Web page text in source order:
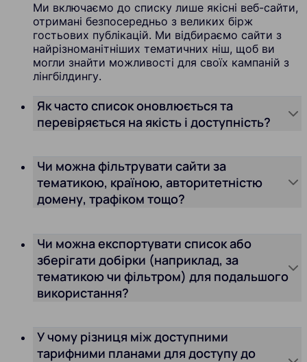
Ми включаємо до списку лише якісні веб-сайти,
отримані безпосередньо з великих бірж
гостьових публікацій. Ми відбираємо сайти з
найрізноманітніших тематичних ніш, щоб ви
могли знайти можливості для своїх кампаній з
лінгбілдингу.
Як часто список оновлюється та
перевіряється на якість і доступність?
Чи можна фільтрувати сайти за
тематикою, країною, авторитетністю
домену, трафіком тощо?
Чи можна експортувати список або
зберігати добірки (наприклад, за
тематикою чи фільтром) для подальшого
використання?
У чому різниця між доступними
тарифними планами для доступу до